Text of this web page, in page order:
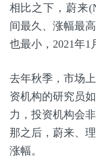
相比之下，蔚来
间最久、涨幅最
也最小，2021年1
去年秋季，市场
资机构的研究员
力，投资机构会
那之后，蔚来、
涨幅。